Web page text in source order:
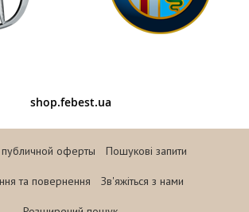
shop.febest.ua
Febest - це не тільки приємна
асортимент, а й справжня німецька
і всього за кілька років зуміла
оферты Пошукові запити
та повернення Зв'яжіться з нами